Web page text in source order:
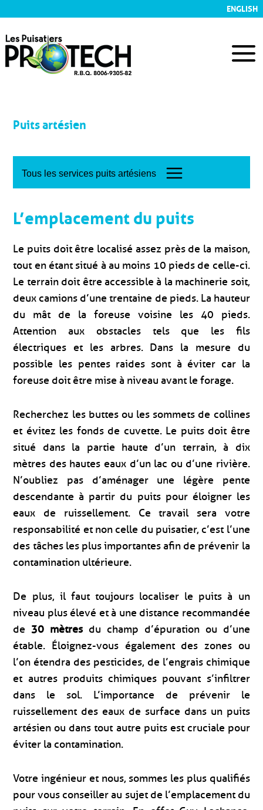
ENGLISH
Puits artésien
Tous les services puits artésiens
L’emplacement du puits
Le puits doit être localisé assez près de la maison,
tout en étant situé à au moins 10 pieds de celle-ci.
Le terrain doit être accessible à la machinerie soit,
deux camions d’une trentaine de pieds. La hauteur
du mât de la foreuse voisine les 40 pieds.
Attention aux obstacles tels que les fils
électriques et les arbres. Dans la mesure du
possible les pentes raides sont à éviter car la
foreuse doit être mise à niveau avant le forage.
Recherchez les buttes ou les sommets de collines
et évitez les fonds de cuvette. Le puits doit être
situé dans la partie haute d’un terrain, à dix
mètres des hautes eaux d’un lac ou d’une rivière.
N’oubliez pas d’aménager une légère pente
descendante à partir du puits pour éloigner les
eaux de ruissellement. Ce travail sera votre
responsabilité et non celle du puisatier, c’est l’une
des tâches les plus importantes afin de prévenir la
contamination ultérieure.
De plus, il faut toujours localiser le puits à un
niveau plus élevé et à une distance recommandée
de 30 mètres du champ d’épuration ou d’une
étable. Éloignez-vous également des zones ou
l’on étendra des pesticides, de l’engrais chimique
et autres produits chimiques pouvant s’infiltrer
dans le sol. L’importance de prévenir le
ruissellement des eaux de surface dans un puits
artésien ou dans tout autre puits est cruciale pour
éviter la contamination.
Votre ingénieur et nous, sommes les plus qualifiés
pour vous conseiller au sujet de l’emplacement du